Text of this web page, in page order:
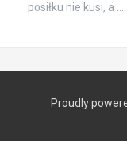
posiłku nie kusi, a …
Proudly